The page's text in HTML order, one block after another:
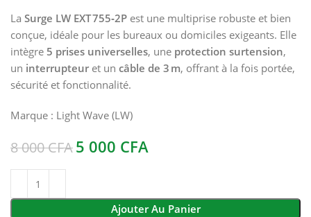
La Surge LW EXT 755‑2P est une multiprise robuste et bien
conçue, idéale pour les bureaux ou domiciles exigeants. Elle
intègre 5 prises universelles, une protection surtension,
un interrupteur et un câble de 3 m, offrant à la fois portée,
sécurité et fonctionnalité.
Marque : Light Wave (LW)
8 000CFA5 000 CFA
Ajouter Au Panier